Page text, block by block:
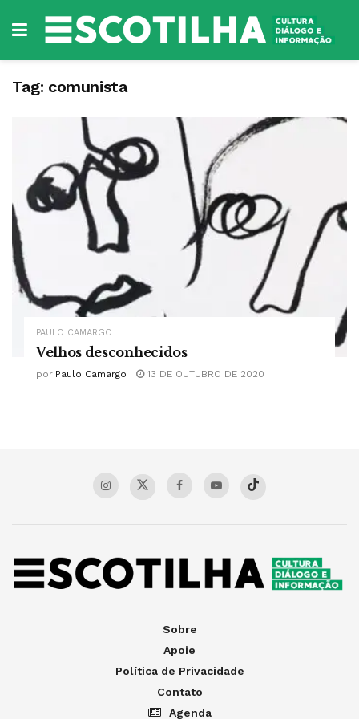
Tag: comunista
PAULO CAMARGO
Velhos desconhecidos
por Paulo Camargo 13 DE OUTUBRO DE 2020
Sobre
Apoie
Política de Privacidade
Contato
Agenda